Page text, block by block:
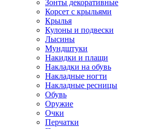
Зонты декоративные
Корсет с крыльями
Крылья
Кулоны и подвески
Лысины
Мундштуки
Накидки и плащи
Накладки на обувь
Накладные ногти
Накладные ресницы
Обувь
Оружие
Очки
Перчатки